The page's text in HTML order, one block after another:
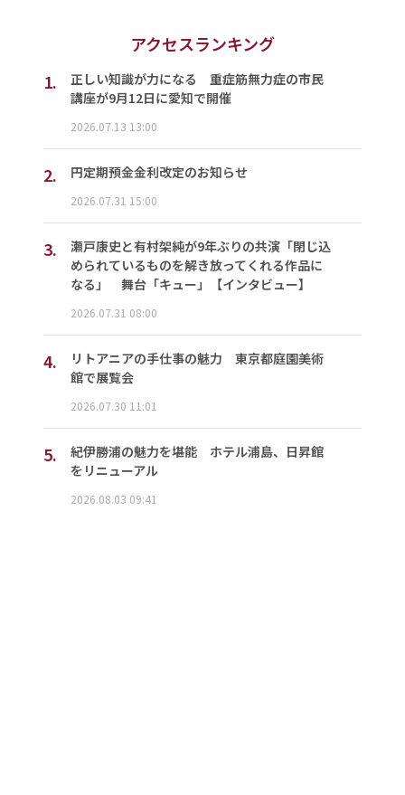
アクセスランキング
1.
正しい知識が力になる 重症筋無力症の市民
講座が9月12日に愛知で開催
2026.07.13 13:00
2. 円定期預金金利改定のお知らせ
2026.07.31 15:00
3.
瀬戸康史と有村架純が9年ぶりの共演「閉じ込
められているものを解き放ってくれる作品に
なる」 舞台「キュー」【インタビュー】
2026.07.31 08:00
4.
リトアニアの手仕事の魅力 東京都庭園美術
館で展覧会
2026.07.30 11:01
5.
紀伊勝浦の魅力を堪能 ホテル浦島、日昇館
をリニューアル
2026.08.03 09:41